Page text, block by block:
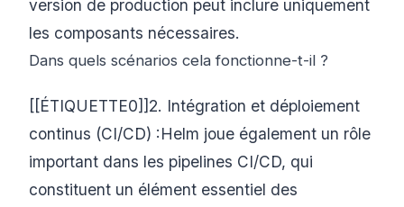
version de production peut inclure uniquement
les composants nécessaires.
Dans quels scénarios cela fonctionne-t-il ?
[[ÉTIQUETTE0]]2. Intégration et déploiement
continus (CI/CD) :Helm joue également un rôle
important dans les pipelines CI/CD, qui
constituent un élément essentiel des